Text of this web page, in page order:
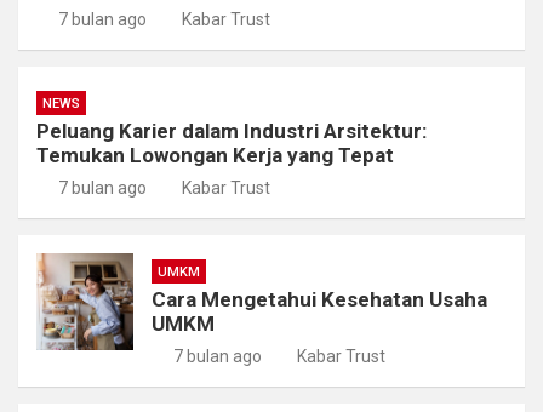
7 bulan ago Kabar Trust
NEWS
Peluang Karier dalam Industri Arsitektur:
Temukan Lowongan Kerja yang Tepat
7 bulan ago Kabar Trust
UMKM
Cara Mengetahui Kesehatan Usaha
UMKM
7 bulan ago Kabar Trust